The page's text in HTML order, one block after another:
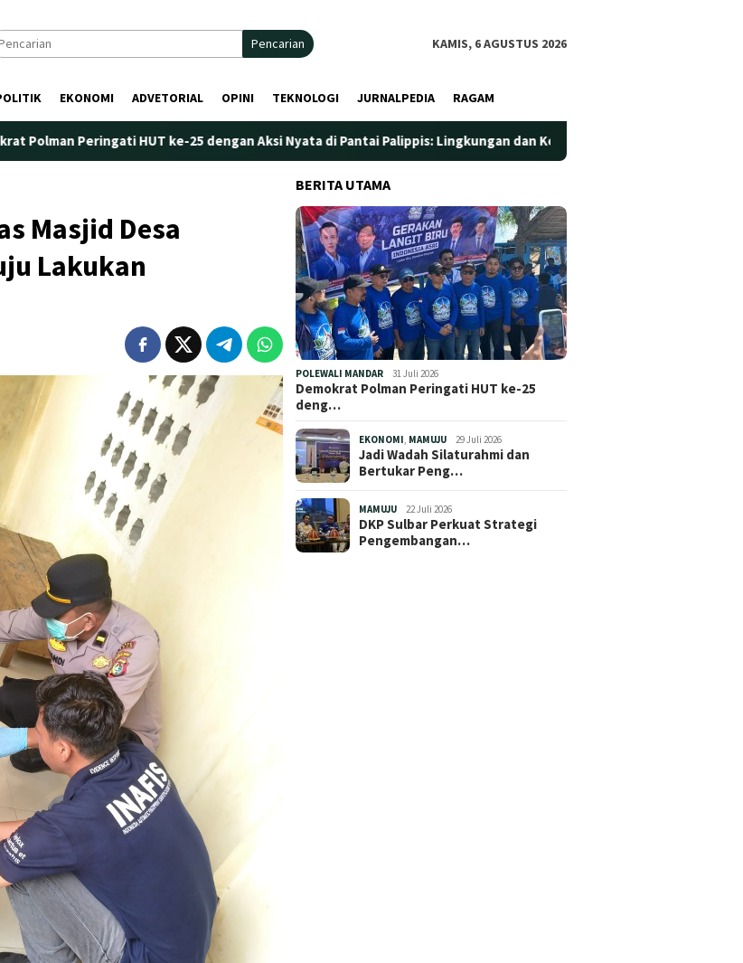
Pencarian KAMIS, 6 AGUSTUS 2026
EKONOMI ADVETORIAL OPINI TEKNOLOGI JURNALPEDIA RAGAM
HUT ke-25 dengan Aksi Nyata di Pantai Palippis: Lingkungan dan Kesehatan Jadi Prioritas
Masjid Desa
Lakukan
BERITA UTAMA
POLEWALI MANDAR 31 Juli 2026
Demokrat Polman Peringati HUT ke-25
deng…
EKONOMI MAMUJU 29 Juli 2026
Jadi Wadah Silaturahmi dan
Bertukar Peng…
MAMUJU 22 Juli 2026
DKP Sulbar Perkuat Strategi
Pengembangan…